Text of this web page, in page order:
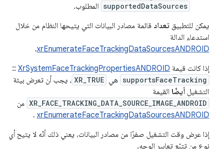
supportedDataSources المطلوب.
يمكن للتطبيق تعداد قائمة مصادر البيانات التي يتيحها النظام من خلال
استدعاء الدالة
xrEnumerateFaceTrackingDataSourcesANDROID
.
إذا كانت قيمة XrSystemFaceTrackingPropertiesANDROID
::
supportsFaceTracking هي XR_TRUE ، يجب أن تعرض بيئة
التشغيل أيضًا القيمة
XR_FACE_TRACKING_DATA_SOURCE_IMAGE_ANDROID من
xrEnumerateFaceTrackingDataSourcesANDROID
.
إذا عرض وقت التشغيل صفرًا من مصادر البيانات، يعني ذلك أنّه لا يتيح أي
نوع من تتبّع تعابير الوجه.